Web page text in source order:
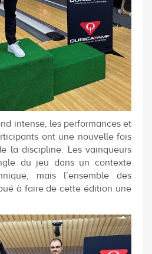
intense, les performances et
ont une nouvelle fois
la discipline. Les vainqueurs
du jeu dans un contexte
mais l’ensemble des
à faire de cette édition une